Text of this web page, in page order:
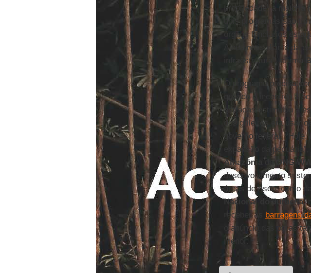
propriedade, a maioria
dois programas são
órgãos fundiários
Ainda mais diante da
infraestrutura”, afirma
O programa precisa
quando o incentivo à
estradas estimulou a
dos grileiros era usar
governo federal.
expansão da pecuária”,
Amazônia da ONG
desenvolvimento
áreas de risco, como
Nacional do Juruena,
receber as
barragens
o anúncio das obras
menor.